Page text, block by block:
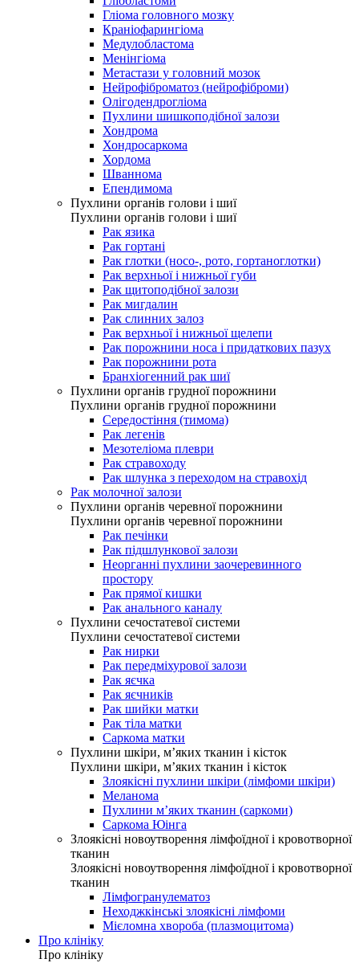
Гліома головного мозку
Краніофарингіома
Медулобластома
Менінгіома
Метастази у головний мозок
Нейрофіброматоз (нейрофіброми)
Олігодендрогліома
Пухлини шишкоподібної залози
Хондрома
Хондросаркома
Хордома
Шваннома
Епендимома
Пухлини органів голови і шиї
Пухлини органів голови і шиї
Рак язика
Рак гортані
Рак глотки (носо-, рото, гортаноглотки)
Рак верхньої і нижньої губи
Рак щитоподібної залози
Рак мигдалин
Рак слинних залоз
Рак верхньої і нижньої щелепи
Рак порожнини носа і придаткових пазух
Рак порожнини рота
Бранхіогенний рак шиї
Пухлини органів грудної порожнини
Пухлини органів грудної порожнини
Середостіння (тимома)
Рак легенів
Мезотеліома плеври
Рак стравоходу
Рак шлунка з переходом на стравохід
Рак молочної залози
Пухлини органів черевної порожнини
Пухлини органів черевної порожнини
Рак печінки
Рак підшлункової залози
Неорганні пухлини заочеревинного
простору
Рак прямої кишки
Рак анального каналу
Пухлини сечостатевої системи
Пухлини сечостатевої системи
Рак нирки
Рак передміхурової залози
Рак яєчка
Рак яєчників
Рак шийки матки
Рак тіла матки
Саркома матки
Пухлини шкіри, м’яких тканин і кісток
Пухлини шкіри, м’яких тканин і кісток
Злоякісні пухлини шкіри (лімфоми шкіри)
Меланома
Пухлини м’яких тканин (саркоми)
Саркома Юінга
Злоякісні новоутворення лімфоїдної і кровотворної
тканин
Злоякісні новоутворення лімфоїдної і кровотворної
тканин
Лімфогранулематоз
Неходжкінські злоякісні лімфоми
Мієломна хвороба (плазмоцитома)
Про клініку
Про клініку